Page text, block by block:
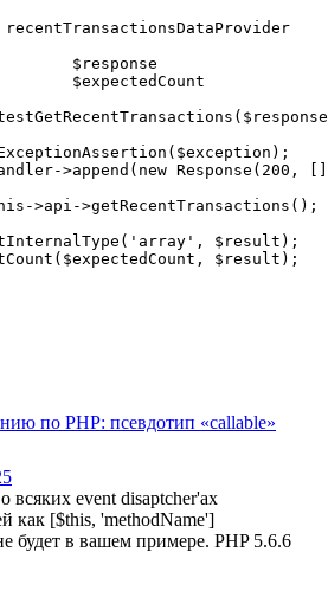
$response
$expectedCount
>append(new Response(200,
>api->getRecentTransactions();
$result);
$result);
по PHP: псевдотип «callable»
всяких event disaptcher'ах
как [$this, 'methodName']
будет в вашем примере. PHP 5.6.6